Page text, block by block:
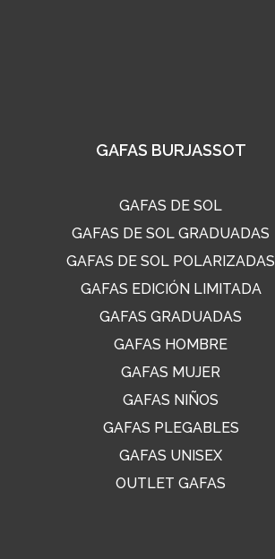
GAFAS BURJASSOT
GAFAS DE SOL
GAFAS DE SOL GRADUADAS
GAFAS DE SOL POLARIZADAS
GAFAS EDICIÓN LIMITADA
GAFAS GRADUADAS
GAFAS HOMBRE
GAFAS MUJER
GAFAS NIÑOS
GAFAS PLEGABLES
GAFAS UNISEX
OUTLET GAFAS